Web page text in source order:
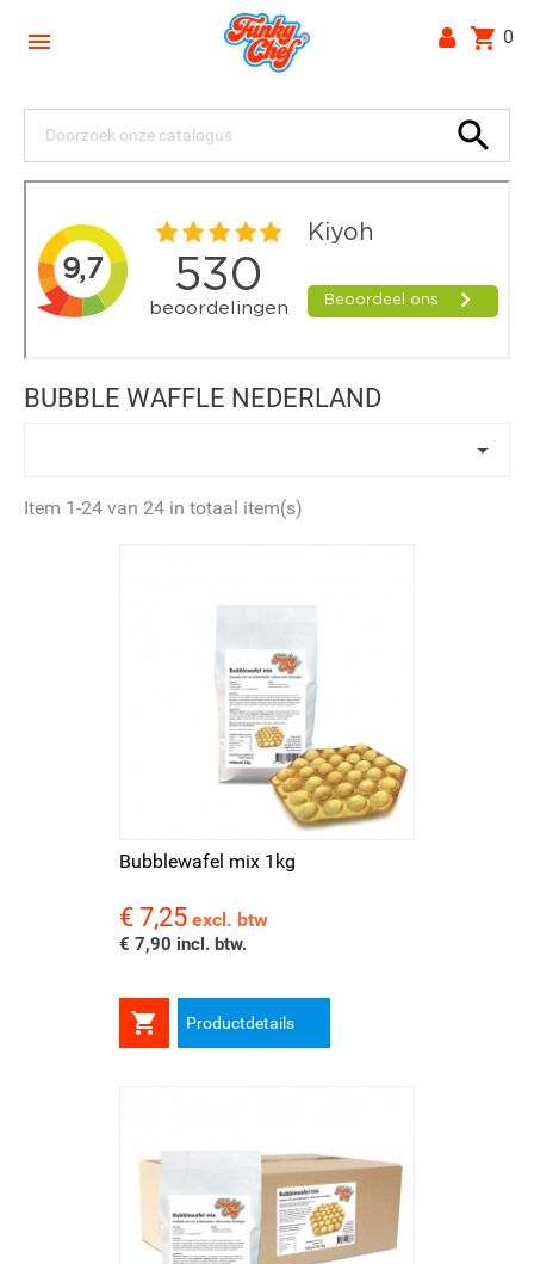
 shopping_cart 0

BUBBLE WAFFLE NEDERLAND

Item 1-24 van 24 in totaal item(s)
Bubblewafel mix 1kg
Prijs
€ 7,25 excl. btw
€ 7,90 incl. btw.
 Productdetails